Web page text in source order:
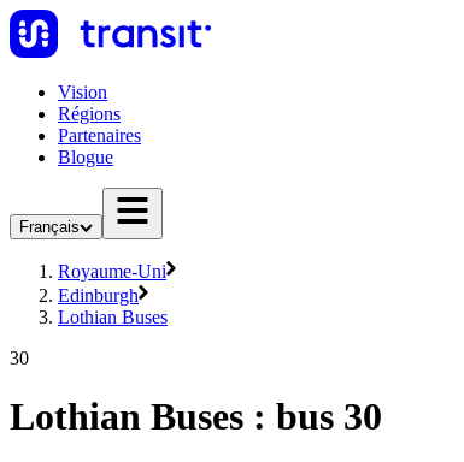
Vision
Régions
Partenaires
Blogue
Français
Royaume-Uni
Edinburgh
Lothian Buses
30
Lothian Buses : bus 30